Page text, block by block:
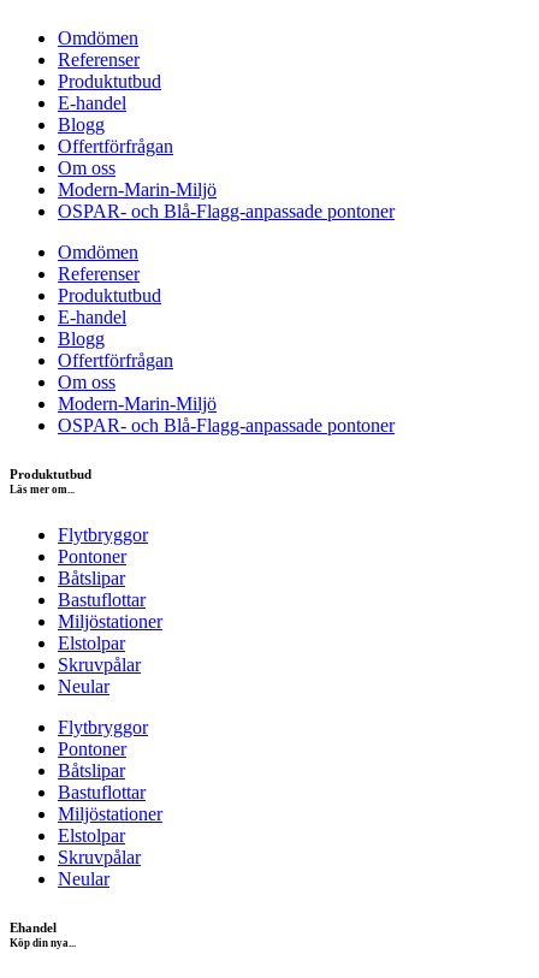
Omdömen
Referenser
Produktutbud
E-handel
Blogg
Offertförfrågan
Om oss
Modern-Marin-Miljö
OSPAR- och Blå-Flagg-anpassade pontoner
Omdömen
Referenser
Produktutbud
E-handel
Blogg
Offertförfrågan
Om oss
Modern-Marin-Miljö
OSPAR- och Blå-Flagg-anpassade pontoner
Produktutbud
Läs mer om...
Flytbryggor
Pontoner
Båtslipar
Bastuflottar
Miljöstationer
Elstolpar
Skruvpålar
Neular
Flytbryggor
Pontoner
Båtslipar
Bastuflottar
Miljöstationer
Elstolpar
Skruvpålar
Neular
Ehandel
Köp din nya...